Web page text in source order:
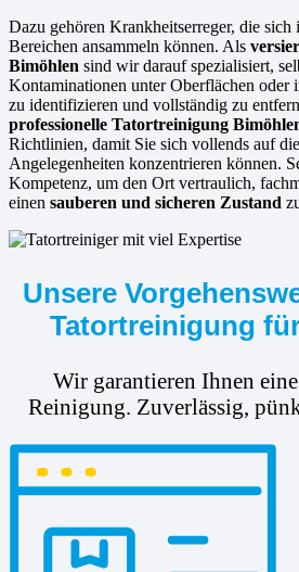
Dazu gehören Krankheitserreger, die sich
Bereichen ansammeln können. Als
Bimöhlen sind wir darauf spezialisiert,
Kontaminationen unter Oberflächen oder
zu identifizieren und vollständig zu
professionelle Tatortreinigung
Richtlinien, damit Sie sich vollends auf
Angelegenheiten konzentrieren können.
Kompetenz, um den Ort vertraulich,
einen sauberen und sicheren Zustand
Unsere
Tatortreinigung
Wir garantieren Ihnen
Reinigung. Zuverlässig,